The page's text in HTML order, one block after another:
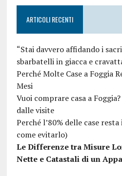
ARTICOLI RECENTI
“Stai davvero affidando i
sbarbatelli in giacca e
Perché Molte Case a Foggia
Mesi
Vuoi comprare casa a
dalle visite
Perché l’80% delle case
come evitarlo)
Le Differenze tra Misure
Nette e Catastali di un